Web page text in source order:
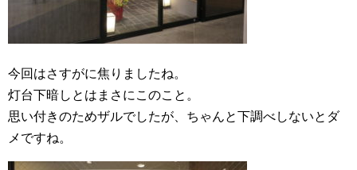
今回はさすがに焦りましたね。
灯台下暗しとはまさにこのこと。
思い付きのためザルでしたが、ちゃんと下調べしないとダ
メですね。